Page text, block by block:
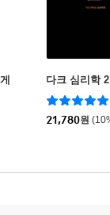
다크 심리학 2
21,780원